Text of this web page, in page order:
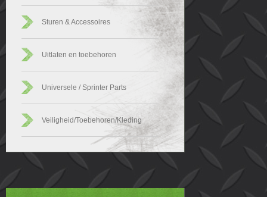
Sturen & Accessoires
Uitlaten en toebehoren
Universele / Sprinter Parts
Veiligheid/Toebehoren/Kleding